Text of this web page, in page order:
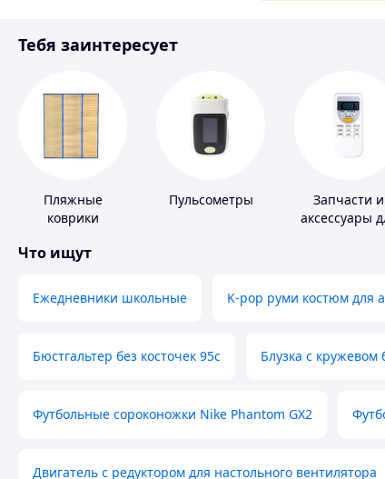
Спорт и отдых
Тебя заинтересует
Пляжные
коврики
Пульсометры
Запчасти и
аксессуары
Что ищут
Ежедневники школьные K-pop руми костюм для
Бюстгальтер без косточек 95с Блузка с
Футбольные сороконожки Nike Phantom GX2
Двигатель с редуктором для настольного вентилятора